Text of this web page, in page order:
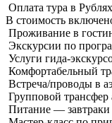
Оплата тура в
В стоимость
Проживание в
Экскурсии по
Услуги гида-
Комфортабельный
Встреча/проводы в
Групповой трансфер
Питание — завтраки